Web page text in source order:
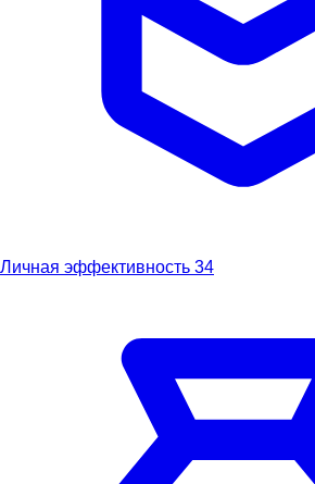
Личная эффективность 34